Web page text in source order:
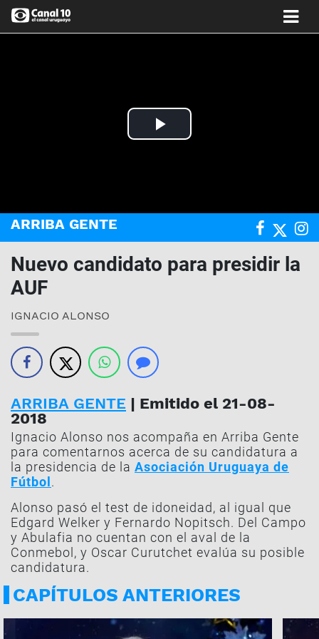
Play
ARRIBA GENTE
Nuevo candidato para presidir la
AUF
IGNACIO ALONSO
ARRIBA GENTE | Emitido el 21-08-
2018
Ignacio Alonso nos acompaña en Arriba Gente
para comentarnos acerca de su candidatura a
la presidencia de la Asociación Uruguaya de
Fútbol .
Alonso pasó el test de idoneidad, al igual que
Edgard Welker y Fernardo Nopitsch. Del Campo
y Abulafia no cuentan con el aval de la
Conmebol, y Oscar Curutchet evalúa su posible
candidatura.
CAPÍTULOS ANTERIORES